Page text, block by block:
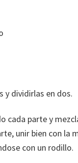
y dividirlas en dos.
cada parte y
unir bien con la
con un rodillo.